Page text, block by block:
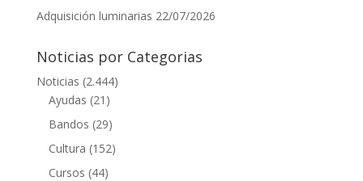
Adquisición luminarias 22/07/2026
Noticias por Categorias
Noticias (2.444)
Ayudas (21)
Bandos (29)
Cultura (152)
Cursos (44)